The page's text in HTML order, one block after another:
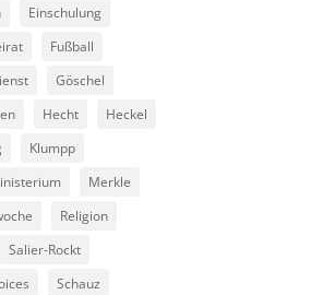
Einschulung
Fußball
Göschel
Hecht
Heckel
Klumpp
Merkle
Religion
Salier-Rockt
Schauz